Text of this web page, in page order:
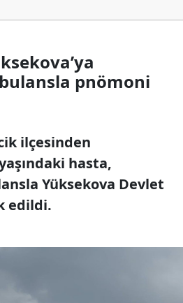
pnömoni
ilçesinden
hasta,
Yüksekova Devlet
edildi.